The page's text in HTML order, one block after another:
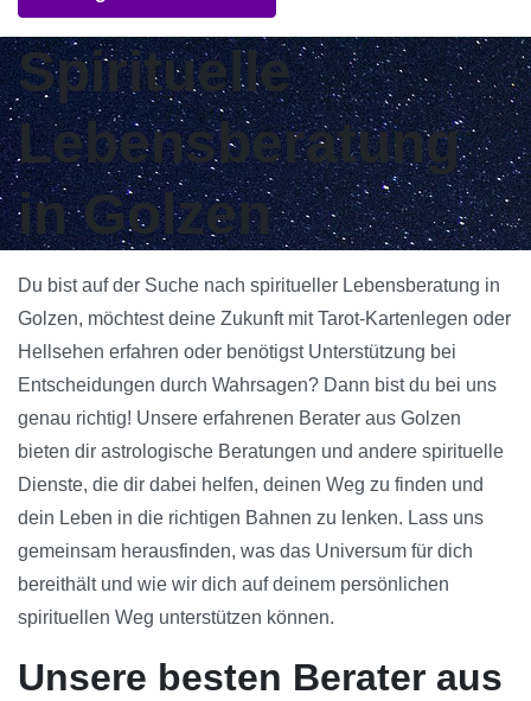
Spirituelle
Lebensberatung
in Golzen
Du bist auf der Suche nach spiritueller Lebensberatung in
Golzen, möchtest deine Zukunft mit Tarot-Kartenlegen oder
Hellsehen erfahren oder benötigst Unterstützung bei
Entscheidungen durch Wahrsagen? Dann bist du bei uns
genau richtig! Unsere erfahrenen Berater aus Golzen
bieten dir astrologische Beratungen und andere spirituelle
Dienste, die dir dabei helfen, deinen Weg zu finden und
dein Leben in die richtigen Bahnen zu lenken. Lass uns
gemeinsam herausfinden, was das Universum für dich
bereithält und wie wir dich auf deinem persönlichen
spirituellen Weg unterstützen können.
Unsere besten Berater aus